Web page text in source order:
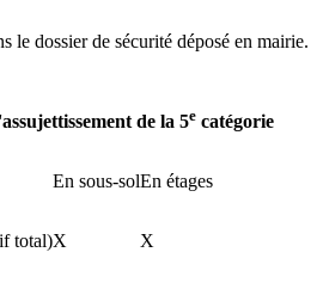
le dossier de sécurité déposé en mairie.
de la 5ecatégorie
En sous-solEn étages
total)X X